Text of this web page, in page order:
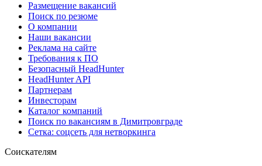
Размещение вакансий
Поиск по резюме
О компании
Наши вакансии
Реклама на сайте
Требования к ПО
Безопасный HeadHunter
HeadHunter API
Партнерам
Инвесторам
Каталог компаний
Поиск по вакансиям в Димитровграде
Сетка: соцсеть для нетворкинга
Соискателям